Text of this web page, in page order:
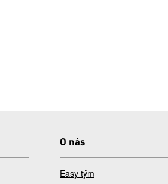
O nás
Easy tým